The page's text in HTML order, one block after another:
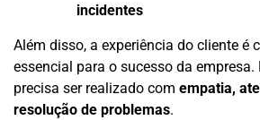
incidentes
Além disso, a experiência do cliente é
essencial para o sucesso da
precisa ser realizado com empatia,
resolução de problemas.